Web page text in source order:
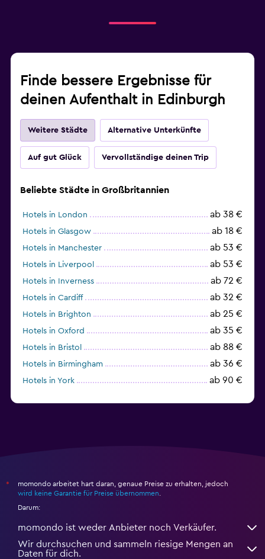
Finde bessere Ergebnisse für
deinen Aufenthalt in Edinburgh
Weitere Städte Alternative Unterkünfte
Auf gut Glück Vervollständige deinen Trip
Beliebte Städte in Großbritannien
Hotels in London ab 38 €
Hotels in Glasgow ab 18 €
Hotels in Manchester ab 53 €
Hotels in Liverpool ab 53 €
Hotels in Inverness ab 72 €
Hotels in Cardiff ab 32 €
Hotels in Brighton ab 25 €
Hotels in Oxford ab 35 €
Hotels in Bristol ab 88 €
Hotels in Birmingham ab 36 €
Hotels in York ab 90 €
*
momondo arbeitet hart daran, genaue Preise zu erhalten, jedoch
wird keine Garantie für Preise übernommen
Darum:
momondo ist weder Anbieter noch Verkäufer.
Wir durchsuchen und sammeln riesige Mengen an
Daten für dich.